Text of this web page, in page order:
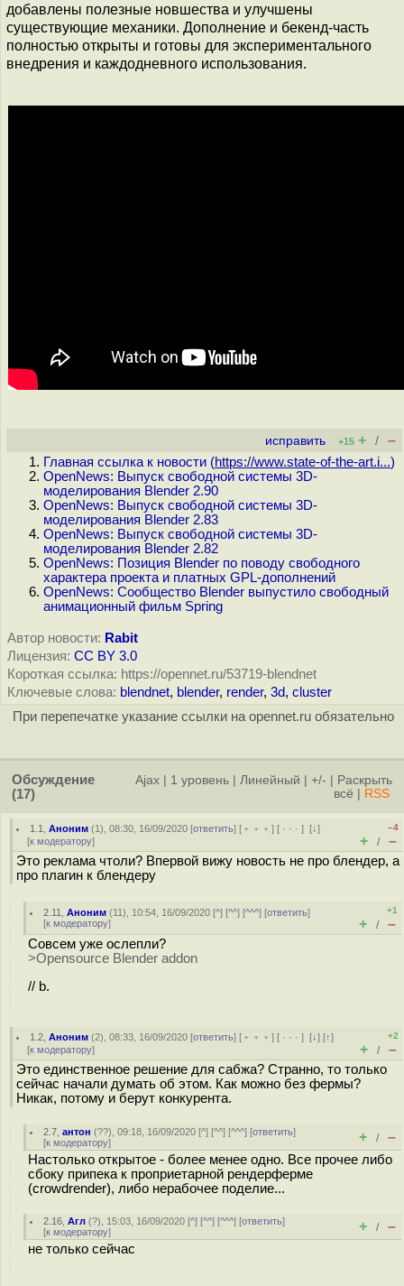
добавлены полезные новшества и улучшены
существующие механики. Дополнение и бекенд-часть
полностью открыты и готовы для экспериментального
внедрения и каждодневного использования.
исправить +15 + / –
Главная ссылка к новости (https://www.state-of-the-art.i...)
OpenNews: Выпуск свободной системы 3D-
моделирования Blender 2.90
OpenNews: Выпуск свободной системы 3D-
моделирования Blender 2.83
OpenNews: Выпуск свободной системы 3D-
моделирования Blender 2.82
OpenNews: Позиция Blender по поводу свободного
характера проекта и платных GPL-дополнений
OpenNews: Сообщество Blender выпустило свободный
анимационный фильм Spring
Автор новости: Rabit
Лицензия: CC BY 3.0
Короткая ссылка: https://opennet.ru/53719-blendnet
Ключевые слова: blendnet, blender, render, 3d, cluster
При перепечатке указание ссылки на opennet.ru обязательно
Обсуждение
(17)
Ajax 1 уровень Линейный +/-
Раскрыть
всё
RSS
1.1 ,Аноним (1), 08:30, 16/09/2020 [ответить] [ ﹢﹢﹢] [ · · ·][↓]
[к модератору]
–4
+ / –
Это реклама чтоли? Впервой вижу новость не про блендер, а
про плагин к блендеру
2.11 ,Аноним (11), 10:54, 16/09/2020 [^] [^^] [^^^] [ответить]
[к модератору]
+1
+ / –
Совсем уже ослепли?
>Opensource Blender addon
// b.
1.2 ,Аноним (2), 08:33, 16/09/2020 [ответить] [ ﹢﹢﹢] [ · · ·][↓] [↑]
[к модератору]
+2
+ / –
Это единственное решение для сабжа? Странно, то только
сейчас начали думать об этом. Как можно без фермы?
Никак, потому и берут конкурента.
2.7 ,антон (??), 09:18, 16/09/2020 [^] [^^] [^^^] [ответить]
[к модератору] + / –
Настолько открытое - более менее одно. Все прочее либо
сбоку припека к проприетарной рендерферме
(crowdrender), либо нерабочее поделие...
2.16 ,Агл (?), 15:03, 16/09/2020 [^] [^^] [^^^] [ответить]
[к модератору] + / –
не только сейчас